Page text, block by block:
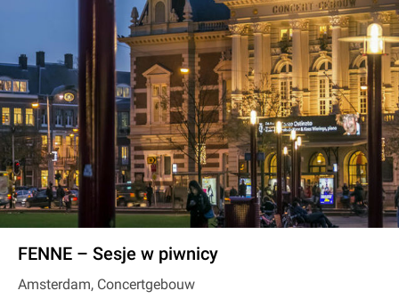
FENNE – Sesje w piwnicy
Amsterdam, Concertgebouw